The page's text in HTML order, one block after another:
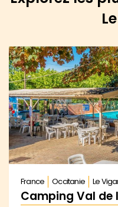
France Occitanie Le
Camping Val de